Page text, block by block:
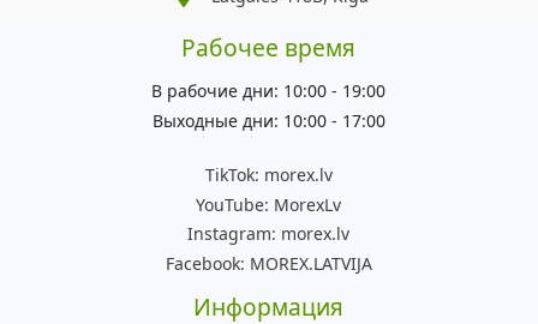
Рабочее время
В рабочие дни: 10:00 - 19:00
Выходные дни: 10:00 - 17:00
TikTok: morex.lv
YouTube: MorexLv
Instagram: morex.lv
Facebook: MOREX.LATVIJA
Информация